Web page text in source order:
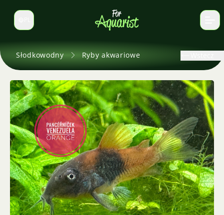
Zmień język
Słodkowodny Ryby akwariowe